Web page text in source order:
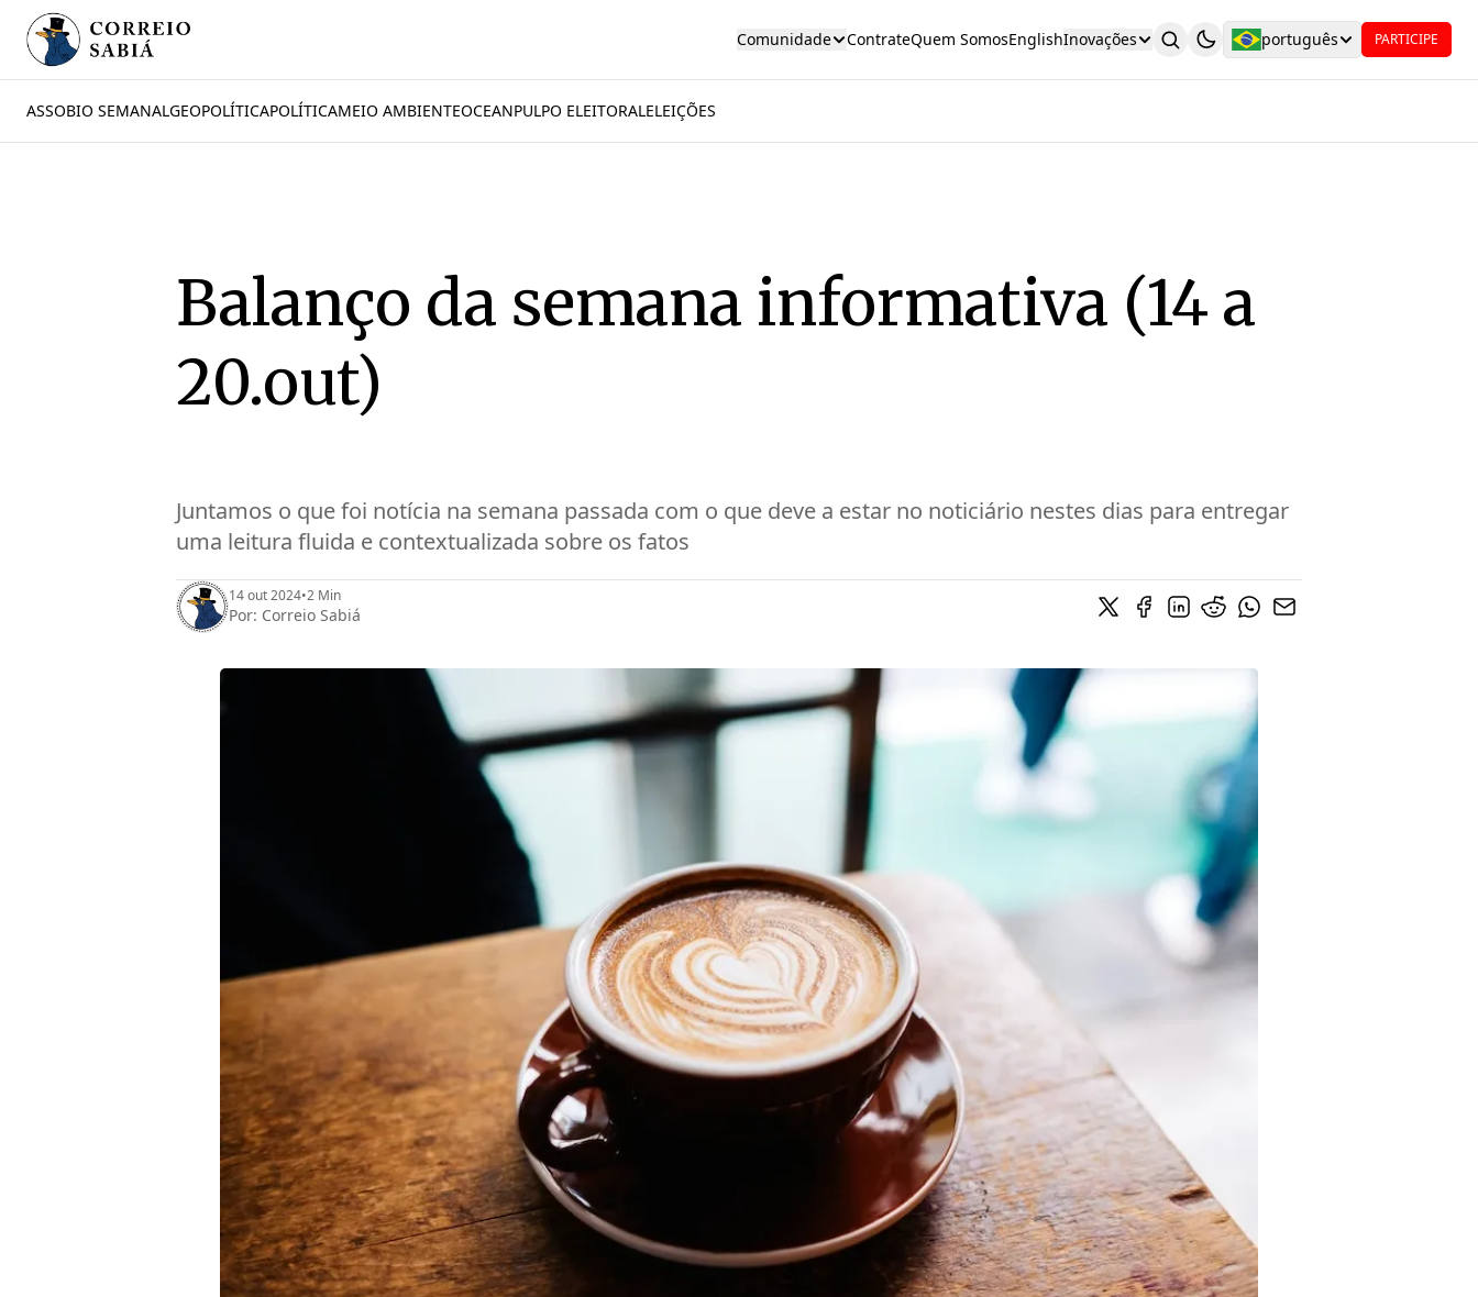
Comunidade ContrateQuem SomosEnglishInovações português PARTICIPE
ASSOBIO SEMANALGEOPOLÍTICAPOLÍTICAMEIO AMBIENTEOCEANPULPO ELEITORALELEIÇÕES
Balanço da semana informativa (14 a
20.out)
Juntamos o que foi notícia na semana passada com o que deve a estar no noticiário nestes dias para entregar
uma leitura fluida e contextualizada sobre os fatos
14 out 2024•2 Min
Por: Correio Sabiá